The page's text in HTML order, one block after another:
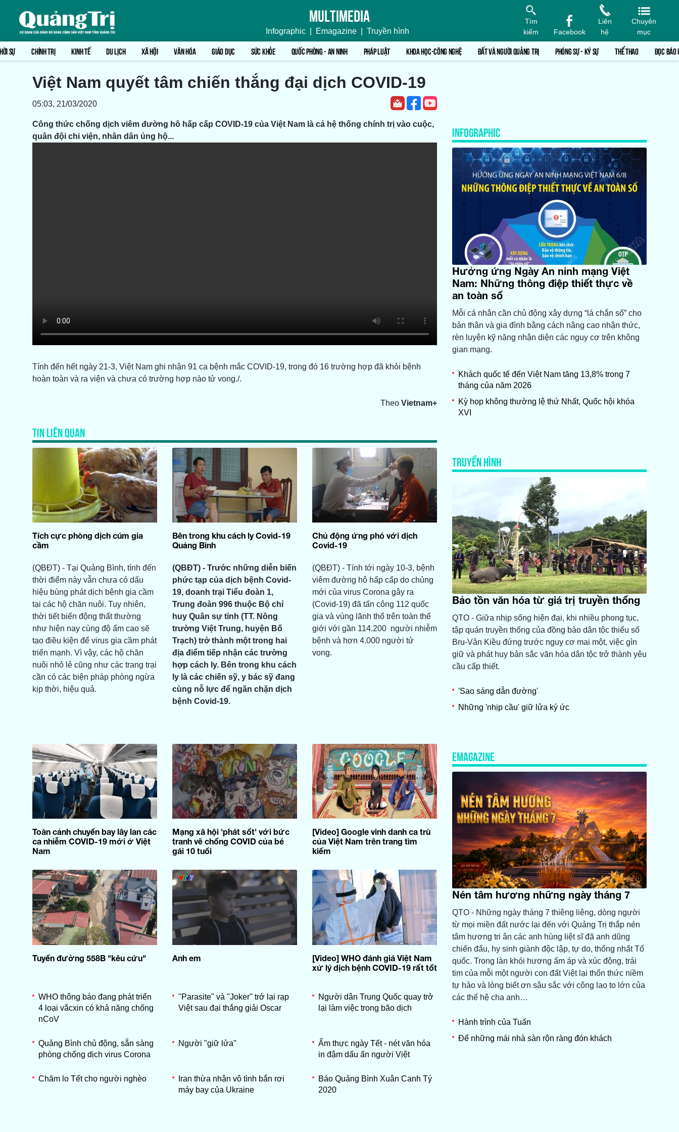
Multimedia
Infographic Emagazine Truyền hình
Tìm
kiếm
Facebook
Liên
hệ
Chuyên
mục
SỰ CHÍNH TRỊ KINH TẾ DU LỊCH XÃ HỘI VĂN HÓA GIÁO DỤC SỨC KHỎE QUỐC PHÒNG - AN NINH PHÁP LUẬT KHOA HỌC-CÔNG NGHỆ ĐẤT VÀ NGƯỜI QUẢNG TRỊ PHÓNG SỰ - KÝ SỰ THỂ THAO ĐỌC BÁO
Việt Nam quyết tâm chiến thắng đại dịch COVID-19
05:03, 21/03/2020
Công thức chống dịch viêm đường hô hấp cấp COVID-19 của Việt Nam là cả hệ thống chính trị vào cuộc,
quân đội chi viện, nhân dân ủng hộ...
Tính đến hết ngày 21-3, Việt Nam ghi nhận 91 ca bệnh mắc COVID-19, trong đó 16 trường hợp đã khỏi bệnh
hoàn toàn và ra viện và chưa có trường hợp nào tử vong./.
Theo Vietnam+
TIN LIÊN QUAN
Tích cực phòng dịch cúm gia
cầm
(QBĐT) - Tại Quảng Bình, tính đến
thời điểm này vẫn chưa có dấu
hiệu bùng phát dịch bệnh gia cầm
tại các hộ chăn nuôi. Tuy nhiên,
thời tiết biến động thất thường
như hiện nay cùng độ ẩm cao sẽ
tạo điều kiện để virus gia cầm phát
triển mạnh. Vì vậy, các hộ chăn
nuôi nhỏ lẻ cũng như các trang trại
cần có các biện pháp phòng ngừa
kịp thời, hiệu quả.
Bên trong khu cách ly Covid-19
Quảng Bình
(QBĐT) - Trước những diễn biến
phức tạp của dịch bệnh Covid-
19, doanh trại Tiểu đoàn 1,
Trung đoàn 996 thuộc Bộ chỉ
huy Quân sự tỉnh (TT. Nông
trường Việt Trung, huyện Bố
Trạch) trở thành một trong hai
địa điểm tiếp nhận các trường
hợp cách ly. Bên trong khu cách
ly là các chiến sỹ, y bác sỹ đang
cùng nỗ lực để ngăn chặn dịch
bệnh Covid-19.
Chủ động ứng phó với dịch
Covid-19
(QBĐT) - Tính tới ngày 10-3, bệnh
viêm đường hô hấp cấp do chủng
mới của virus Corona gây ra
(Covid-19) đã tấn công 112 quốc
gia và vùng lãnh thổ trên toàn thế
giới với gần 114.200 người nhiễm
bệnh và hơn 4.000 người tử
vong.
Toàn cảnh chuyến bay lây lan các
ca nhiễm COVID-19 mới ở Việt
Nam
Mạng xã hội 'phát sốt' với bức
tranh vẽ chống COVID của bé
gái 10 tuổi
[Video] Google vinh danh ca trù
của Việt Nam trên trang tìm
kiếm
Tuyến đường 558B "kêu cứu" Anh em
[Video] WHO đánh giá Việt Nam
xử lý dịch bệnh COVID-19 rất tốt
WHO thông báo đang phát triển
4 loại vắcxin có khả năng chống
nCoV
''Parasite'' và ''Joker'' trở lại rạp
Việt sau đại thắng giải Oscar
Người dân Trung Quốc quay trở
lại làm việc trong bão dịch
Quảng Bình chủ động, sẵn sàng
phòng chống dịch virus Corona
Người "giữ lửa"
Ẩm thực ngày Tết - nét văn hóa
in đậm dấu ấn người Việt
Chăm lo Tết cho người nghèo
Iran thừa nhận vô tình bắn rơi
máy bay của Ukraine
Báo Quảng Bình Xuân Canh Tý
2020
INFOGRAPHIC
Hưởng ứng Ngày An ninh mạng Việt
Nam: Những thông điệp thiết thực về
an toàn số
Mỗi cá nhân cần chủ động xây dựng “lá chắn số” cho
bản thân và gia đình bằng cách nâng cao nhận thức,
rèn luyện kỹ năng nhận diện các nguy cơ trên không
gian mạng.
Khách quốc tế đến Việt Nam tăng 13,8% trong 7
tháng của năm 2026
Kỳ họp không thường lệ thứ Nhất, Quốc hội khóa
XVI
TRUYỀN HÌNH
Bảo tồn văn hóa từ giá trị truyền thống
QTO - Giữa nhịp sống hiện đại, khi nhiều phong tục,
tập quán truyền thống của đồng bào dân tộc thiểu số
Bru-Vân Kiều đứng trước nguy cơ mai một, việc gìn
giữ và phát huy bản sắc văn hóa dân tộc trở thành yêu
cầu cấp thiết.
'Sao sáng dẫn đường'
Những 'nhịp cầu' giữ lửa ký ức
EMAGAZINE
Nén tâm hương những ngày tháng 7
QTO - Những ngày tháng 7 thiêng liêng, dòng người
từ mọi miền đất nước lại đến với Quảng Trị thắp nén
tâm hương tri ân các anh hùng liệt sĩ đã anh dũng
chiến đấu, hy sinh giành độc lập, tự do, thống nhất Tổ
quốc. Trong làn khói hương ấm áp và xúc động, trái
tim của mỗi một người con đất Việt lại thổn thức niềm
tự hào và lòng biết ơn sâu sắc với công lao to lớn của
các thế hệ cha anh…
Hành trình của Tuấn
Để những mái nhà sàn rộn ràng đón khách